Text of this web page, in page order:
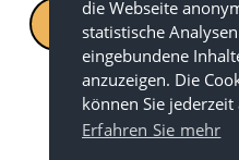
Unser
die Webseite
statistische
eingebundene
anzuzeigen. Die
können Sie jederzeit
Erfahren Sie mehr